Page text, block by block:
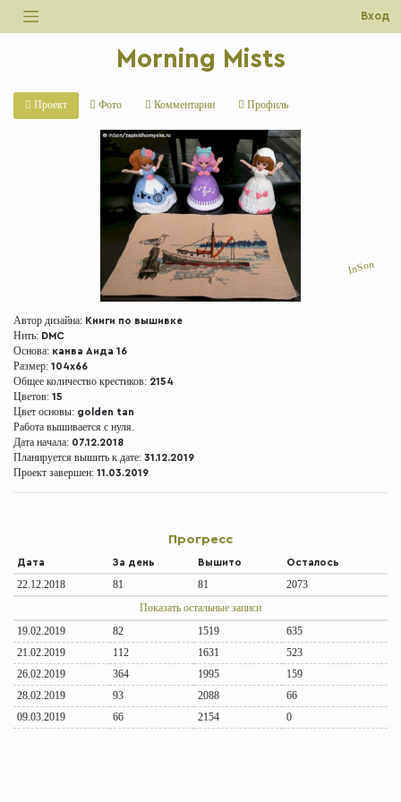
Вход
Morning Mists
Проект Фото Комментарии Профиль
InSon
Автор дизайна: Книги по вышивке
Нить: DMC
Основа: канва Аида 16
Размер: 104x66
Общее количество крестиков: 2154
Цветов: 15
Цвет основы: golden tan
Работа вышивается с нуля.
Дата начала: 07.12.2018
Планируется вышить к дате: 31.12.2019
Проект завершен: 11.03.2019
Прогресс
Дата За день Вышито Осталось
22.12.2018 81 81 2073
Показать остальные записи
19.02.2019 82 1519
635
21.02.2019
112 1631
523
26.02.2019
364 1995
159
28.02.2019
93 2088
66
09.03.2019
66 2154 0